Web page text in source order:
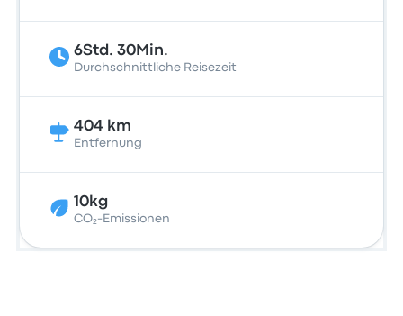
6Std. 30Min.
Durchschnittliche Reisezeit
404 km
Entfernung
10kg
CO₂-Emissionen